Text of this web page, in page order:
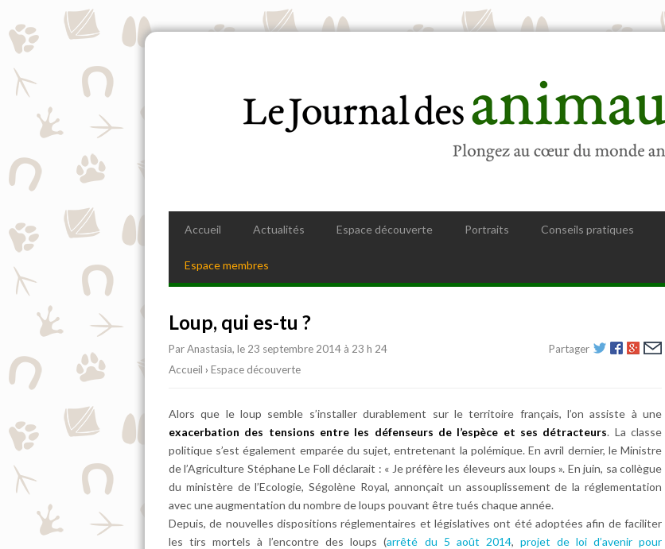
Accueil Actualités Espace découverte Portraits Conseils pratiques
Espace membres
Loup, qui es-tu ?
Partager
ParAnastasia, le 23 septembre 2014 à 23 h 24
Accueil › Espace découverte
Alors que le loup semble s’installer durablement sur le territoire français, l’on assiste à une
exacerbation des tensions entre les défenseurs de l’espèce et ses détracteurs. La classe
politique s’est également emparée du sujet, entretenant la polémique. En avril dernier, le Ministre
de l’Agriculture Stéphane Le Foll déclarait : « Je préfère les éleveurs aux loups ». En juin, sa collègue
du ministère de l’Ecologie, Ségolène Royal, annonçait un assouplissement de la réglementation
avec une augmentation du nombre de loups pouvant être tués chaque année.
Depuis, de nouvelles dispositions réglementaires et législatives ont été adoptées afin de faciliter
les tirs mortels à l’encontre des loups (arrêté du 5 août 2014, projet de loi d’avenir pour